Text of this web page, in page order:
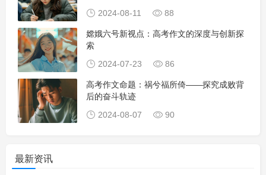
2024-08-11
88
嫦娥六号新视点：高考作文的深度与创新探
索
2024-07-23
86
高考作文命题：祸兮福所倚——探究成败背
后的奋斗轨迹
2024-08-07
90
最新资讯